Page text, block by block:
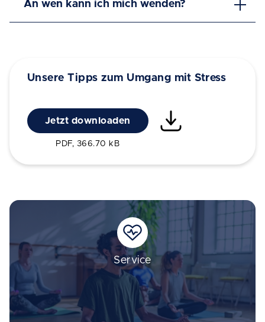
An wen kann ich mich wenden?
Unsere Tipps zum Umgang mit Stress
Jetzt downloaden
PDF, 366.70 kB
Service